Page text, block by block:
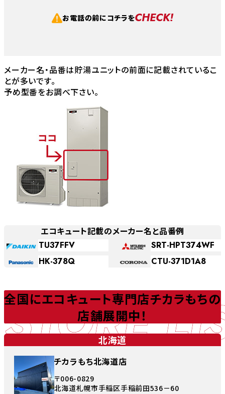
お電話の前にコチラをCHECK!
メーカー名・品番は貯湯ユニットの前面に記載されているこ
とが多いです。
予め型番をお調べ下さい。
エコキュート記載のメーカー名と品番例
TU37FFV
SRT-HPT374WF
HK-378Q
CTU-371D1A8
STORE
全国にエコキュート専門店チカラもちの
店舗展開中！
北海道
チカラもち北海道店
〒006-0829
北海道札幌市手稲区手稲前田536－60